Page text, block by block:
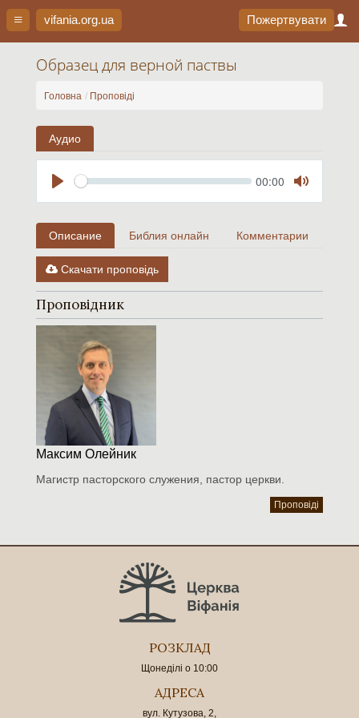
vifania.org.ua Пожертвувати
Образец для верной паствы
Головна Проповіді
Аудио
Seek Current
00:00
Mute
Описание Библия онлайн Комментарии
Скачати проповідь
Проповідник
Максим Олейник
Магистр пасторского служения, пастор церкви.
Проповіді
РОЗКЛАД
Щонеділі о 10:00
АДРЕСА
вул. Кутузова, 2,